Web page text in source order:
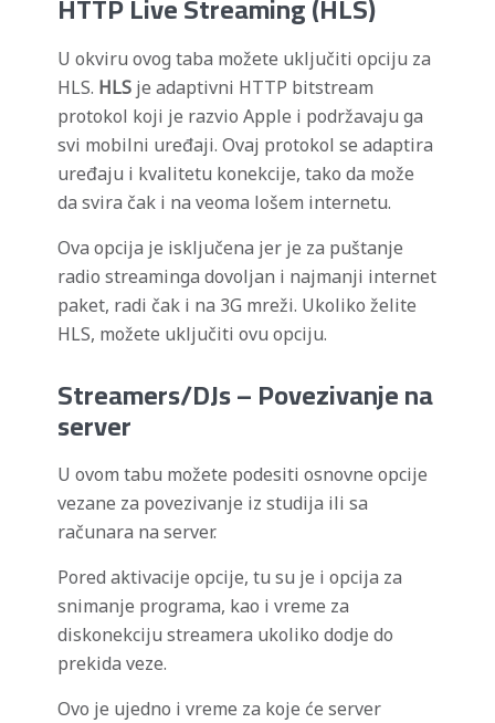
U okviru ovog taba možete uključiti opciju za
HLS. HLS je adaptivni HTTP bitstream
protokol koji je razvio Apple i podržavaju ga
svi mobilni uređaji. Ovaj protokol se adaptira
uređaju i kvalitetu konekcije, tako da može
da svira čak i na veoma lošem internetu.
Ova opcija je isključena jer je za puštanje
radio streaminga dovoljan i najmanji internet
paket, radi čak i na 3G mreži. Ukoliko želite
HLS, možete uključiti ovu opciju.
Streamers/DJs – Povezivanje na
server
U ovom tabu možete podesiti osnovne opcije
vezane za povezivanje iz studija ili sa
računara na server.
Pored aktivacije opcije, tu su je i opcija za
snimanje programa, kao i vreme za
diskonekciju streamera ukoliko dodje do
prekida veze.
Ovo je ujedno i vreme za koje će server